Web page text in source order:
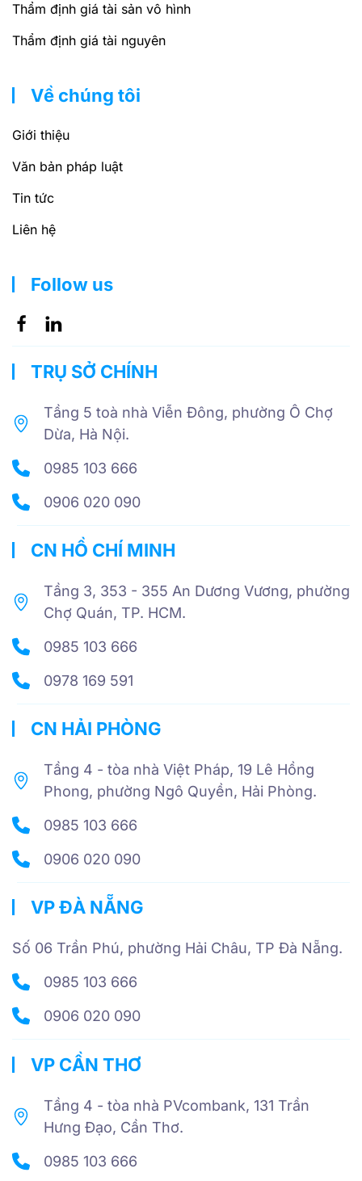
Thẩm định giá tài sản vô hình
Thẩm định giá tài nguyên
Về chúng tôi
Giới thiệu
Văn bản pháp luật
Tin tức
Liên hệ
Follow us
TRỤ SỞ CHÍNH
Tầng 5 toà nhà Viễn Đông, phường Ô Chợ
Dừa, Hà Nội.
0985 103 666
0906 020 090
CN HỒ CHÍ MINH
Tầng 3, 353 - 355 An Dương Vương, phường
Chợ Quán, TP. HCM.
0985 103 666
0978 169 591
CN HẢI PHÒNG
Tầng 4 - tòa nhà Việt Pháp, 19 Lê Hồng
Phong, phường Ngô Quyền, Hải Phòng.
0985 103 666
0906 020 090
VP ĐÀ NẴNG
Số 06 Trần Phú, phường Hải Châu, TP Đà Nẵng.
0985 103 666
0906 020 090
VP CẦN THƠ
Tầng 4 - tòa nhà PVcombank, 131 Trần
Hưng Đạo, Cần Thơ.
0985 103 666